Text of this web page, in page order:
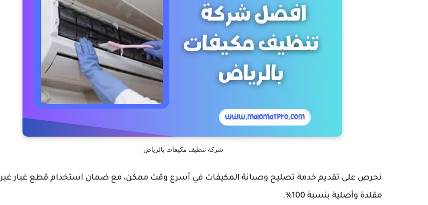
شركة تنظيف مكيفات بالرياض
نحرص على تقديم خدمة تصليح وصيانة المكيفات في أسرع وقت ممكن، مع ضمان استخدام قطع غيار غير
مقلدة وأصلية بنسبة 100%.